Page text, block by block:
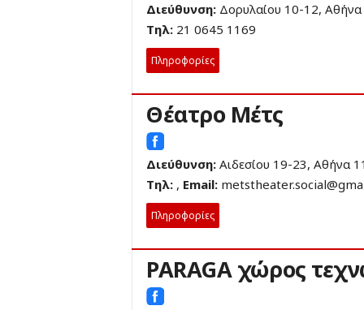
Διεύθυνση: Δορυλαίου 10-12, Αθήνα
Τηλ: 21 0645 1169
Πληροφορίες
Θέατρο Μέτς
Διεύθυνση: Αιδεσίου 19-23, Αθήνα
Τηλ: , Email:
Πληροφορίες
PARAGA χώρος